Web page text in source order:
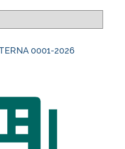
0001-2026